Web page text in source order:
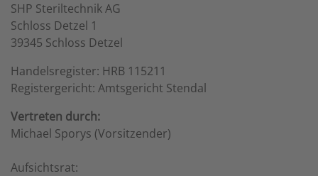
SHP Steriltechnik AG
Schloss Detzel 1
39345 Schloss Detzel
Handelsregister: HRB 115211
Registergericht: Amtsgericht Stendal
Vertreten durch:
Michael Sporys (Vorsitzender)
Aufsichtsrat: